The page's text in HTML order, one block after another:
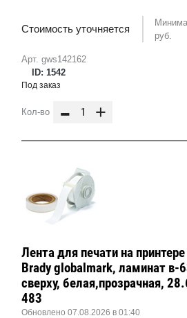
Арт. gws142162
ID: 1542
Стоимость уточняется
руб.
Под заказ
Кол-во - +
Лента для печати на
Brady globalmark, ламинат в-
сверху, белая,прозрачная,
483
Обновлено 07.08.2026 в 01:40